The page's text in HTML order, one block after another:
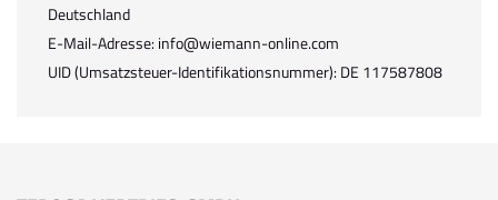
Deutschland
E-Mail-Adresse: info@wiemann-online.com
UID (Umsatzsteuer-Identifikationsnummer): DE 117587808